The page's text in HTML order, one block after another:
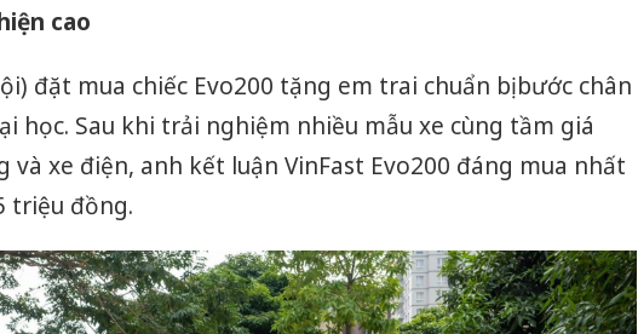
cao
đặt mua chiếc Evo200 tặng em trai chuẩn bị bước chân
học. Sau khi trải nghiệm nhiều mẫu xe cùng tầm giá
và xe điện, anh kết luận VinFast Evo200 đáng mua nhất
triệu đồng.